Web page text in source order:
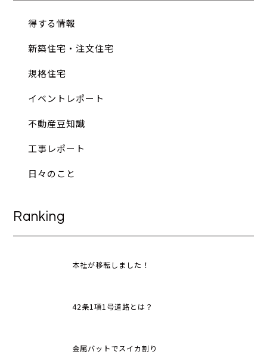
得する情報
新築住宅・注文住宅
規格住宅
イベントレポート
不動産豆知識
工事レポート
日々のこと
Ranking
本社が移転しました！
42条1項1号道路とは？
金属バットでスイカ割り